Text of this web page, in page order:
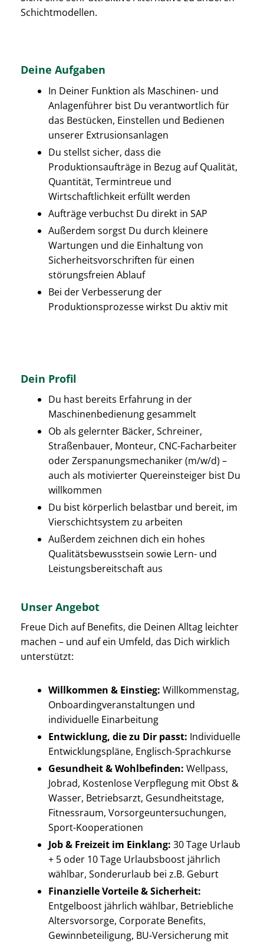
Schichtmodellen.
Deine Aufgaben
In Deiner Funktion als Maschinen- und
Anlagenführer bist Du verantwortlich für
das Bestücken, Einstellen und Bedienen
unserer Extrusionsanlagen
Du stellst sicher, dass die
Produktionsaufträge in Bezug auf Qualität,
Quantität, Termintreue und
Wirtschaftlichkeit erfüllt werden
Aufträge verbuchst Du direkt in SAP
Außerdem sorgst Du durch kleinere
Wartungen und die Einhaltung von
Sicherheitsvorschriften für einen
störungsfreien Ablauf
Bei der Verbesserung der
Produktionsprozesse wirkst Du aktiv mit
Dein Profil
Du hast bereits Erfahrung in der
Maschinenbedienung gesammelt
Ob als gelernter Bäcker, Schreiner,
Straßenbauer, Monteur, CNC-Facharbeiter
oder Zerspanungsmechaniker (m/w/d) –
auch als motivierter Quereinsteiger bist Du
willkommen
Du bist körperlich belastbar und bereit, im
Vierschichtsystem zu arbeiten
Außerdem zeichnen dich ein hohes
Qualitätsbewusstsein sowie Lern- und
Leistungsbereitschaft aus
Unser Angebot
Freue Dich auf Benefits, die Deinen Alltag leichter
machen – und auf ein Umfeld, das Dich wirklich
unterstützt:
Willkommen & Einstieg: Willkommenstag,
Onboardingveranstaltungen und
individuelle Einarbeitung
Entwicklung, die zu Dir passt: Individuelle
Entwicklungspläne, Englisch-Sprachkurse
Gesundheit & Wohlbefinden: Wellpass,
Jobrad, Kostenlose Verpflegung mit Obst &
Wasser, Betriebsarzt, Gesundheitstage,
Fitnessraum, Vorsorgeuntersuchungen,
Sport-Kooperationen
Job & Freizeit im Einklang: 30 Tage Urlaub
+ 5 oder 10 Tage Urlaubsboost jährlich
wählbar, Sonderurlaub bei z.B. Geburt
Finanzielle Vorteile & Sicherheit:
Entgelboost jährlich wählbar, Betriebliche
Altersvorsorge, Corporate Benefits,
Gewinnbeteiligung, BU-Versicherung mit